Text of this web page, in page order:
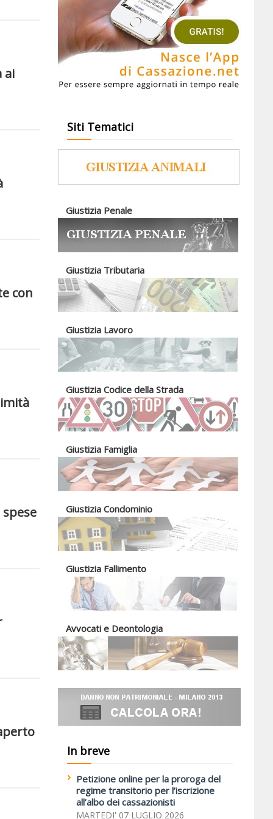
ai
con
Siti Tematici
Giustizia Penale
Giustizia Tributaria
Giustizia Lavoro
Giustizia Codice della Strada
Giustizia Famiglia
Giustizia Condominio
Giustizia Fallimento
Avvocati e Deontologia
In breve
Petizione online per la proroga del
regime transitorio per l’iscrizione
all’albo dei cassazionisti
MARTEDI' 07 LUGLIO 2026